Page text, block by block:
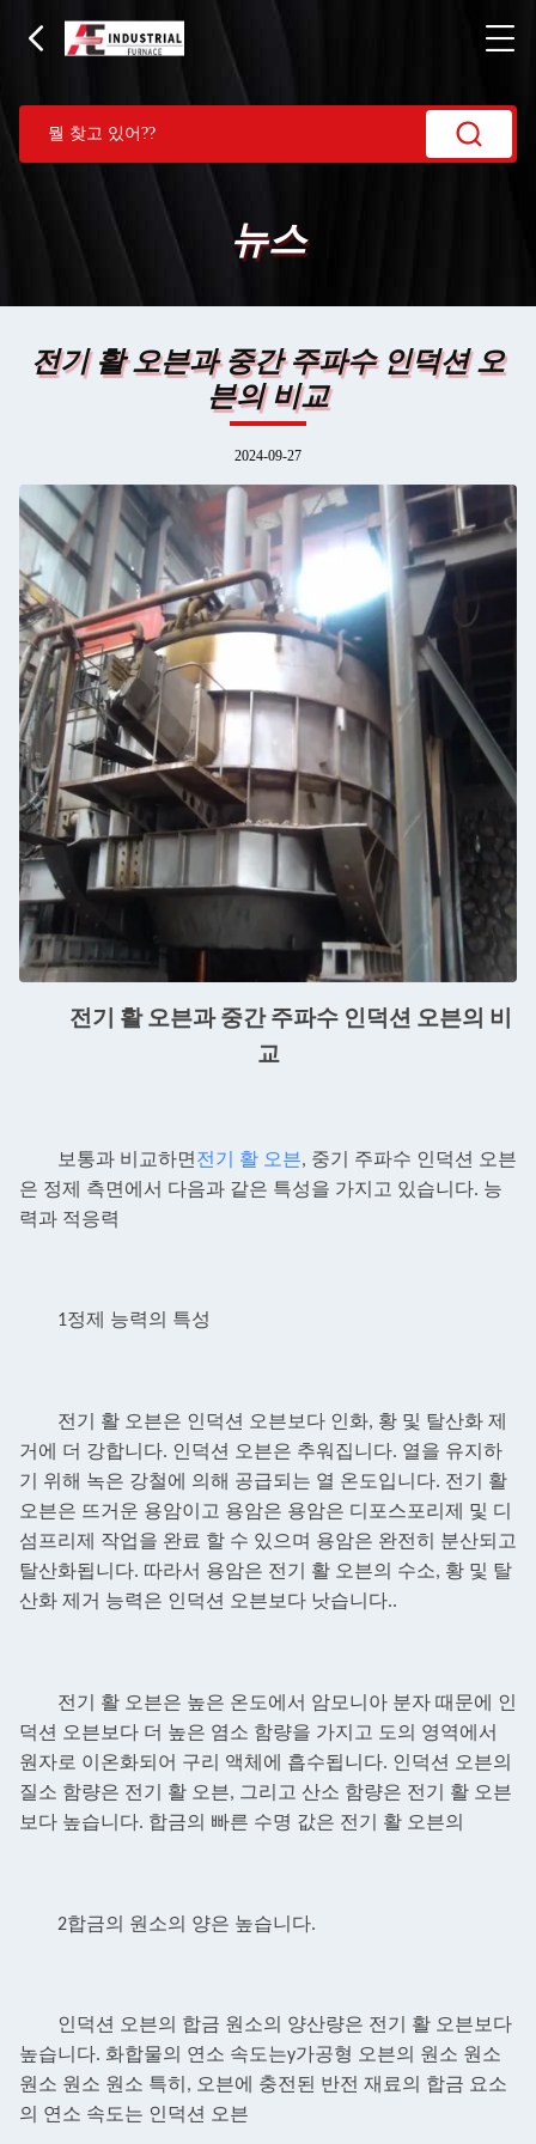
뉴스
전기 활 오븐과 중간 주파수 인덕션 오
븐의 비교
2024-09-27
전기 활 오븐과 중간 주파수 인덕션 오븐의 비
교
보통과 비교하면전기 활 오븐, 중기 주파수 인덕션 오븐
은 정제 측면에서 다음과 같은 특성을 가지고 있습니다. 능
력과 적응력
1정제 능력의 특성
전기 활 오븐은 인덕션 오븐보다 인화, 황 및 탈산화 제
거에 더 강합니다. 인덕션 오븐은 추워집니다. 열을 유지하
기 위해 녹은 강철에 의해 공급되는 열 온도입니다. 전기 활
오븐은 뜨거운 용암이고 용암은 용암은 디포스포리제 및 디
섬프리제 작업을 완료 할 수 있으며 용암은 완전히 분산되고
탈산화됩니다. 따라서 용암은 전기 활 오븐의 수소, 황 및 탈
산화 제거 능력은 인덕션 오븐보다 낫습니다..
전기 활 오븐은 높은 온도에서 암모니아 분자 때문에 인
덕션 오븐보다 더 높은 염소 함량을 가지고 도의 영역에서
원자로 이온화되어 구리 액체에 흡수됩니다. 인덕션 오븐의
질소 함량은 전기 활 오븐, 그리고 산소 함량은 전기 활 오븐
보다 높습니다. 합금의 빠른 수명 값은 전기 활 오븐의
2합금의 원소의 양은 높습니다.
인덕션 오븐의 합금 원소의 양산량은 전기 활 오븐보다
높습니다. 화합물의 연소 속도는y가공형 오븐의 원소 원소
원소 원소 원소 특히, 오븐에 충전된 반전 재료의 합금 요소
의 연소 속도는 인덕션 오븐